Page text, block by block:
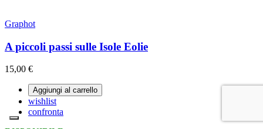
Graphot
A piccoli passi sulle Isole Eolie
15,00 €
Aggiungi al carrello
wishlist
confronta